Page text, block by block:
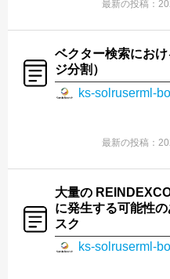
最新の投稿：
ベクター検索にお
ジ分割）
ks-solruserml-
最新の投稿：
大量の
に発生する可能性
スク
ks-solruserml-